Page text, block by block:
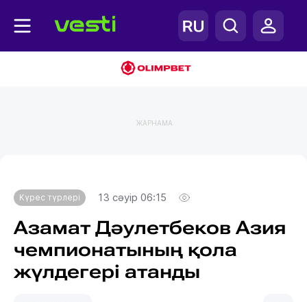
ЖАРНАМА
Күрес түрлері 13 сәуір 06:15
Азамат Дәулетбеков Азия
чемпионатының қола
жүлдегері атанды